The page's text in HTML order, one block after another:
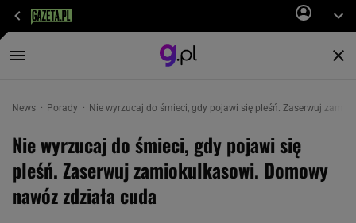
News Porady Nie wyrzucaj do śmieci, gdy pojawi się pleśń. Zaserwuj
Nie wyrzucaj do śmieci, gdy pojawi się
pleśń. Zaserwuj zamiokulkasowi. Domowy
nawóz zdziała cuda